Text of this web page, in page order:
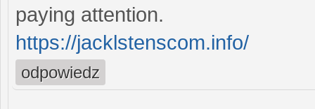
paying attention.
https://jacklstenscom.info/
odpowiedz